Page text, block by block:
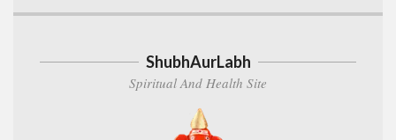
ShubhAurLabh
Spiritual And Health Site